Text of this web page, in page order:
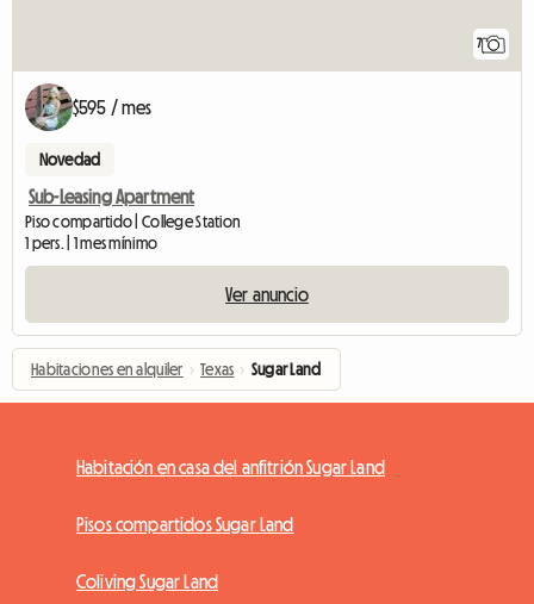
7
$595 / mes
Novedad
Sub-Leasing Apartment
Piso compartido | College Station
1 pers. | 1 mes mínimo
Ver anuncio
Habitaciones en alquiler › Texas › Sugar Land
Habitación en casa del anfitrión Sugar Land
Pisos compartidos Sugar Land
Coliving Sugar Land